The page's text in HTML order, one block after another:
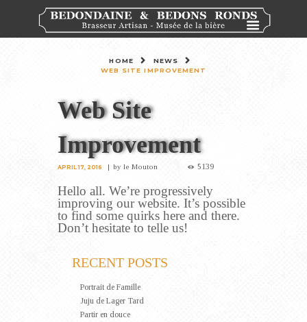
HOME
NEWS
WEB SITE IMPROVEMENT
Web Site
Improvement
APRIL 17, 2016 byle Mouton 5139
Hello all. We’re progressively
improving our website. It’s possible
to find some quirks here and there.
Don’t hesitate to telle us!
RECENT POSTS
Portrait de Famille
Juju de Lager Tard
Partir en douce